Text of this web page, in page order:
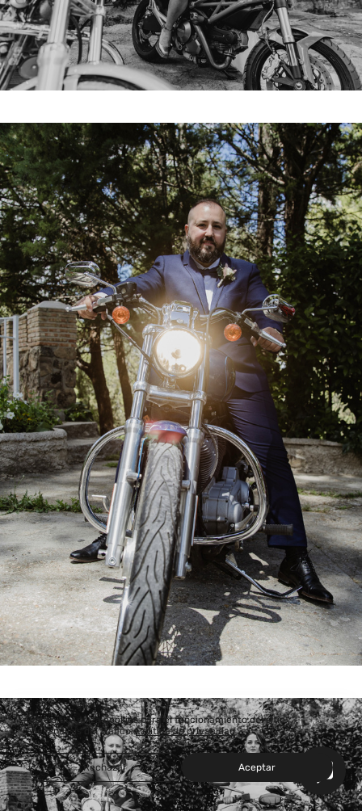
Este sitio utiliza cookies para el funcionamiento del sitio
y el análisis del tráfico.Política de privacidad
Rechazar Aceptar